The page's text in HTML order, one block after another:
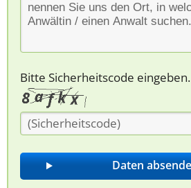
Bitte Sicherheitscode eingeben.